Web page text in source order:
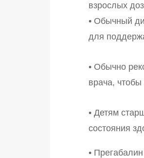
взрослых
• Обычный
для
• Обычно
врача,
• Детям
состояния
•